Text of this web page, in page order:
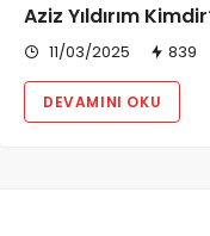
Aziz Yıldırım
11/03/2025 839
DEVAMINI OKU